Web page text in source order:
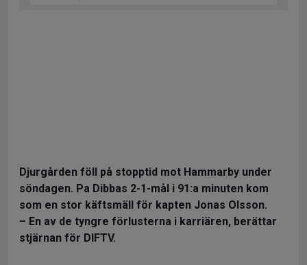
Djurgården föll på stopptid mot Hammarby under
söndagen. Pa Dibbas 2-1-mål i 91:a minuten kom
som en stor käftsmäll för kapten Jonas Olsson.
– En av de tyngre förlusterna i karriären, berättar
stjärnan för DIFTV.